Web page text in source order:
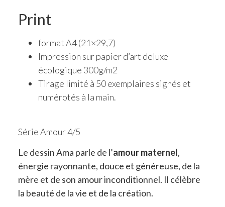
Print
format A4 (21×29,7)
Impression sur papier d’art deluxe
écologique 300g/m2
Tirage limité à 50 exemplaires signés et
numérotés à la main.
Série Amour 4/5
Le dessin Ama parle de l’amour maternel,
énergie rayonnante, douce et généreuse, de la
mère et de son amour inconditionnel. Il célèbre
la beauté de la vie et de la création.